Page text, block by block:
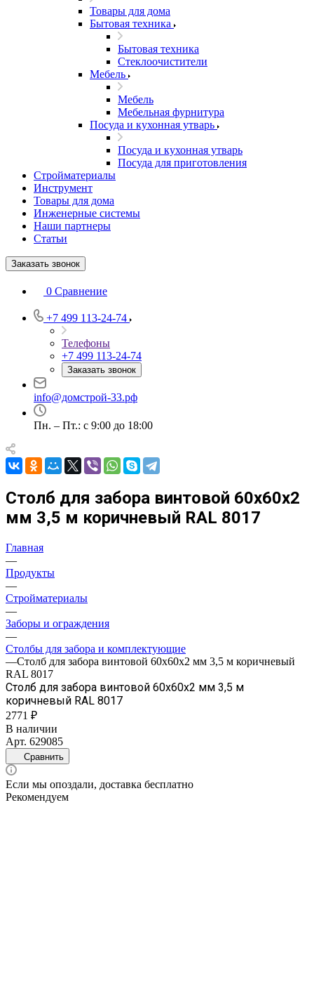
Товары для дома
Бытовая техника
Бытовая техника
Стеклоочистители
Мебель
Мебель
Мебельная фурнитура
Посуда и кухонная утварь
Посуда и кухонная утварь
Посуда для приготовления
Стройматериалы
Инструмент
Товары для дома
Инженерные системы
Наши партнеры
Статьи
Заказать звонок
0 Сравнение
+7 499 113-24-74
Телефоны
+7 499 113-24-74
Заказать звонок
info@домстрой-33.рф
Пн. – Пт.: с 9:00 до 18:00
Столб для забора винтовой 60х60х2
мм 3,5 м коричневый RAL 8017
Главная
—
Продукты
—
Стройматериалы
—
Заборы и ограждения
—
Столбы для забора и комплектующие
—Столб для забора винтовой 60х60х2 мм 3,5 м коричневый
RAL 8017
Столб для забора винтовой 60х60х2 мм 3,5 м
коричневый RAL 8017
2771 ₽
В наличии
Арт. 629085
Сравнить
Если мы опоздали, доставка бесплатно
Рекомендуем